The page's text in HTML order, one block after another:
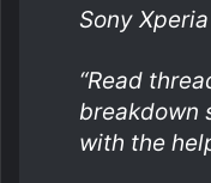
Sony
“Read
breakdown
with the